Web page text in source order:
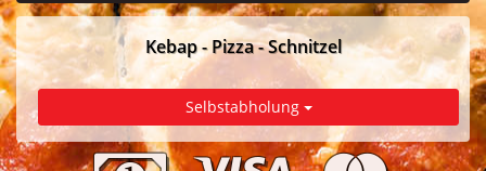
Kebap - Pizza - Schnitzel
PLZ
Eingeben
Selbstabholung